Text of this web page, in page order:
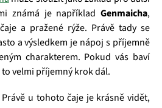
známá je například Genmaicha,
a pražené rýže. Právě tady se
a výsledkem je nápoj s příjemně
charakterem. Pokud vás baví
velmi příjemný krok dál.
u tohoto čaje je krásně vidět,